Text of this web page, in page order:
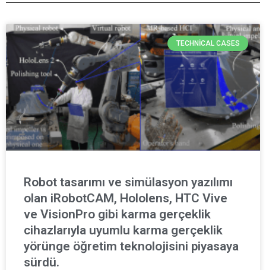
TECHNICAL CASES
Robot tasarımı ve simülasyon yazılımı
olan iRobotCAM, Hololens, HTC Vive
ve VisionPro gibi karma gerçeklik
cihazlarıyla uyumlu karma gerçeklik
yörünge öğretim teknolojisini piyasaya
sürdü.